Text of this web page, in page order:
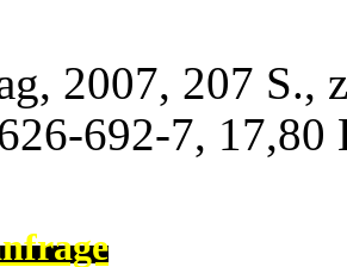
2007, 207 S.,
692-7, 17,80